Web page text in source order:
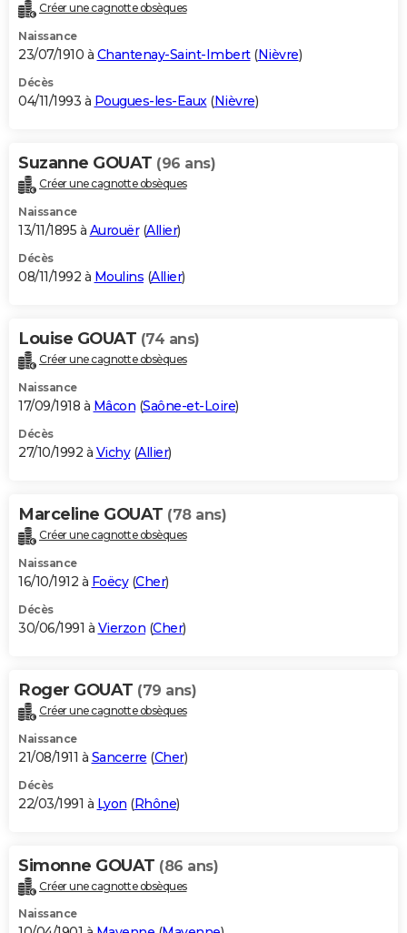
Créer une cagnotte obsèques
Naissance
23/07/1910 à Chantenay-Saint-Imbert(Nièvre)
Décès
04/11/1993 à Pougues-les-Eaux(Nièvre)
Suzanne GOUAT (96 ans)
Créer une cagnotte obsèques
Naissance
13/11/1895 à Aurouër(Allier)
Décès
08/11/1992 à Moulins (Allier)
Louise GOUAT (74 ans)
Créer une cagnotte obsèques
Naissance
17/09/1918 à Mâcon (Saône-et-Loire)
Décès
27/10/1992 à Vichy(Allier)
Marceline GOUAT (78 ans)
Créer une cagnotte obsèques
Naissance
16/10/1912 à Foëcy(Cher)
Décès
30/06/1991 à Vierzon (Cher)
Roger GOUAT (79 ans)
Créer une cagnotte obsèques
Naissance
21/08/1911 à Sancerre (Cher)
Décès
22/03/1991 à Lyon (Rhône)
Simonne GOUAT (86 ans)
Créer une cagnotte obsèques
Naissance